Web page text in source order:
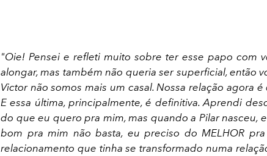
"Oie! Pensei e refleti muito sobre ter esse papo com
alongar, mas também não queria ser superficial, então
Victor não somos mais um casal. Nossa relação agora
E essa última, principalmente, é definitiva. Aprendi
do que eu quero pra mim, mas quando a Pilar nasceu,
bom pra mim não basta, eu preciso do MELHOR
relacionamento que tinha se transformado numa